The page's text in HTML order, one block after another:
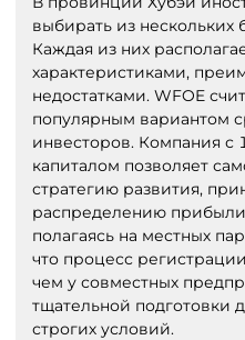
выбирать из
Каждая из них
характеристиками,
недостатками. WFOE
популярным вариантом
инвесторов. Компания с
капиталом позволяет
стратегию развития,
распределению
полагаясь на местных
что процесс
чем у совместных
тщательной подготовки
строгих условий.